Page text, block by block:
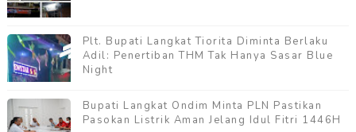
Plt. Bupati Langkat Tiorita Diminta Berlaku
Adil: Penertiban THM Tak Hanya Sasar Blue
Night
Bupati Langkat Ondim Minta PLN Pastikan
Pasokan Listrik Aman Jelang Idul Fitri 1446H